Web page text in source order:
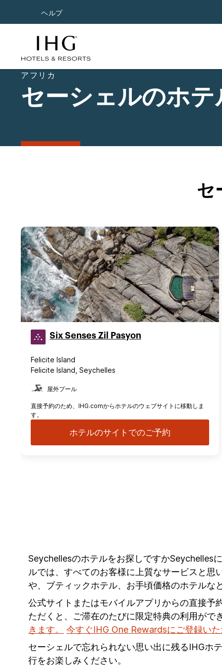
ヘルプ
アフリカ
セーシェルのホテ
セ
Six Senses Zil Pasyon
Felicite Island
Felicite Island, Seychelles
屋外プール
直接予約のため、IHG.comからホテルのウェブサイトに移動しま
す。
ホテルのサイトでのご予約
Seychellesのホテルをお探しですかSeychelles
ルでは、すべてのお客様に上質なサービスと
や、ブティックホテル、お手頃価格のホテルな
公式サイトまたはモバイルアプリからの直接
ただくと、ご滞在のたびに限定特典の利用が
きます。
今すぐIHG One Rewardsにご登録い
セーシェルで忘れられない思い出に残るIHGホ
行をお楽しみください。